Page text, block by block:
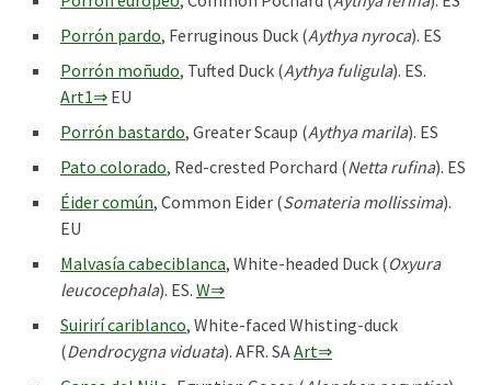
Porrón pardo, Ferruginous Duck (Aythya nyroca). ES
Porrón moñudo, Tufted Duck (Aythya fuligula). ES.
Art1⇒ EU
Porrón bastardo, Greater Scaup (Aythya marila). ES
Pato colorado, Red-crested Porchard (Netta rufina). ES
Éider común, Common Eider (Somateria mollissima).
EU
Malvasía cabeciblanca, White-headed Duck (Oxyura
leucocephala). ES. W⇒
Suirirí cariblanco, White-faced Whisting-duck
(Dendrocygna viduata). AFR. SAArt⇒